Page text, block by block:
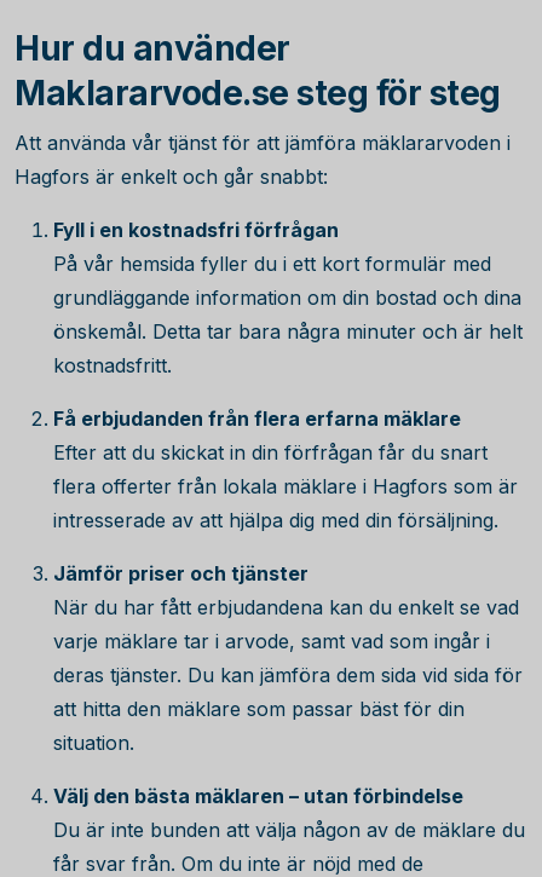
Hur du använder
Maklararvode.se steg för steg
Att använda vår tjänst för att jämföra mäklararvoden i
Hagfors är enkelt och går snabbt:
Fyll i en kostnadsfri förfrågan
På vår hemsida fyller du i ett kort formulär med
grundläggande information om din bostad och dina
önskemål. Detta tar bara några minuter och är helt
kostnadsfritt.
Få erbjudanden från flera erfarna mäklare
Efter att du skickat in din förfrågan får du snart
flera offerter från lokala mäklare i Hagfors som är
intresserade av att hjälpa dig med din försäljning.
Jämför priser och tjänster
När du har fått erbjudandena kan du enkelt se vad
varje mäklare tar i arvode, samt vad som ingår i
deras tjänster. Du kan jämföra dem sida vid sida för
att hitta den mäklare som passar bäst för din
situation.
Välj den bästa mäklaren – utan förbindelse
Du är inte bunden att välja någon av de mäklare du
får svar från. Om du inte är nöjd med de